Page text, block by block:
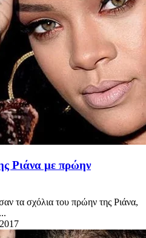
Ριάνα με πρώην
τα σχόλια του πρώην της Ριάνα,